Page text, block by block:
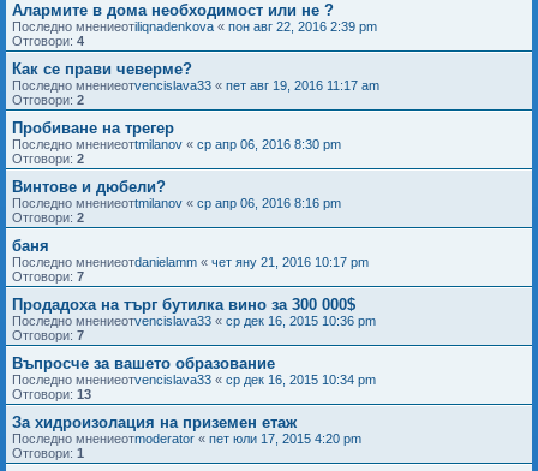
Алармите в дома необходимост или не ?
Последно мнениеотiliqnadenkova « пон авг 22, 2016 2:39 pm
Отговори: 4
Как се прави чеверме?
Последно мнениеотvencislava33 « пет авг 19, 2016 11:17 am
Отговори: 2
Пробиване на трегер
Последно мнениеотtmilanov « ср апр 06, 2016 8:30 pm
Отговори: 2
Винтове и дюбели?
Последно мнениеотtmilanov « ср апр 06, 2016 8:16 pm
Отговори: 2
баня
Последно мнениеотdanielamm « чет яну 21, 2016 10:17 pm
Отговори: 7
Продадоха на търг бутилка вино за 300 000$
Последно мнениеотvencislava33 « ср дек 16, 2015 10:36 pm
Отговори: 7
Въпросче за вашето образование
Последно мнениеотvencislava33 « ср дек 16, 2015 10:34 pm
Отговори: 13
За хидроизолация на приземен етаж
Последно мнениеотmoderator « пет юли 17, 2015 4:20 pm
Отговори: 1